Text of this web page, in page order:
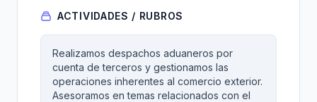
ACTIVIDADES / RUBROS
Realizamos despachos aduaneros por
cuenta de terceros y gestionamos las
operaciones inherentes al comercio exterior.
Asesoramos en temas relacionados con el